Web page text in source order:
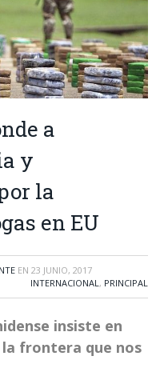
a
y
la
en EU
EN 23 JUNIO, 2017
INTERNACIONAL , PRINCIPAL
insiste en
frontera que nos